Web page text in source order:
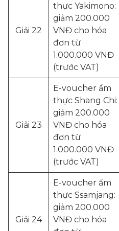
Giải 22
thực Yakimono:
giảm 200.000
VNĐ cho hóa
đơn từ
1.000.000 VNĐ
(trước VAT)
Giải 23
E-voucher ẩm
thực Shang Chi:
giảm 200.000
VNĐ cho hóa
đơn từ
1.000.000 VNĐ
(trước VAT)
Giải 24
E-voucher ẩm
thực Ssamjang:
giảm 200.000
VNĐ cho hóa